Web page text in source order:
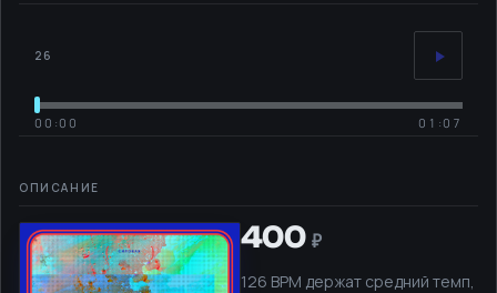
26
00:00 01:07
400
126 BPM держат средний темп,